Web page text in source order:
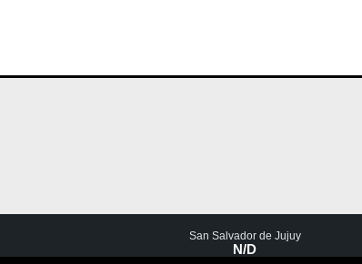
San Salvador de Jujuy
N/D